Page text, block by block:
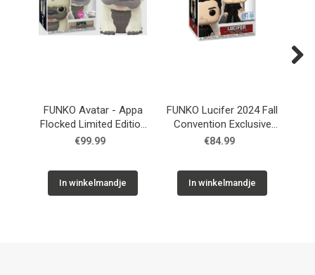
FUNKO Avatar - Appa
Flocked Limited Edition
#540
€99.99
In winkelmandje
FUNKO Lucifer 2024 Fall
Convention Exclusive
#1590
€84.99
In winkelmandje